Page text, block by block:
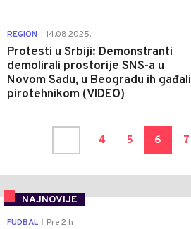
REGION 14.08.2025.
Protesti u Srbiji: Demonstranti
demolirali prostorije SNS-a u
Novom Sadu, u Beogradu ih gađali
pirotehnikom (VIDEO)
4 5 6 7
NAJNOVIJE
FUDBAL Pre 2 h